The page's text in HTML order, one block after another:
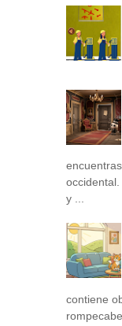
y ...
contiene